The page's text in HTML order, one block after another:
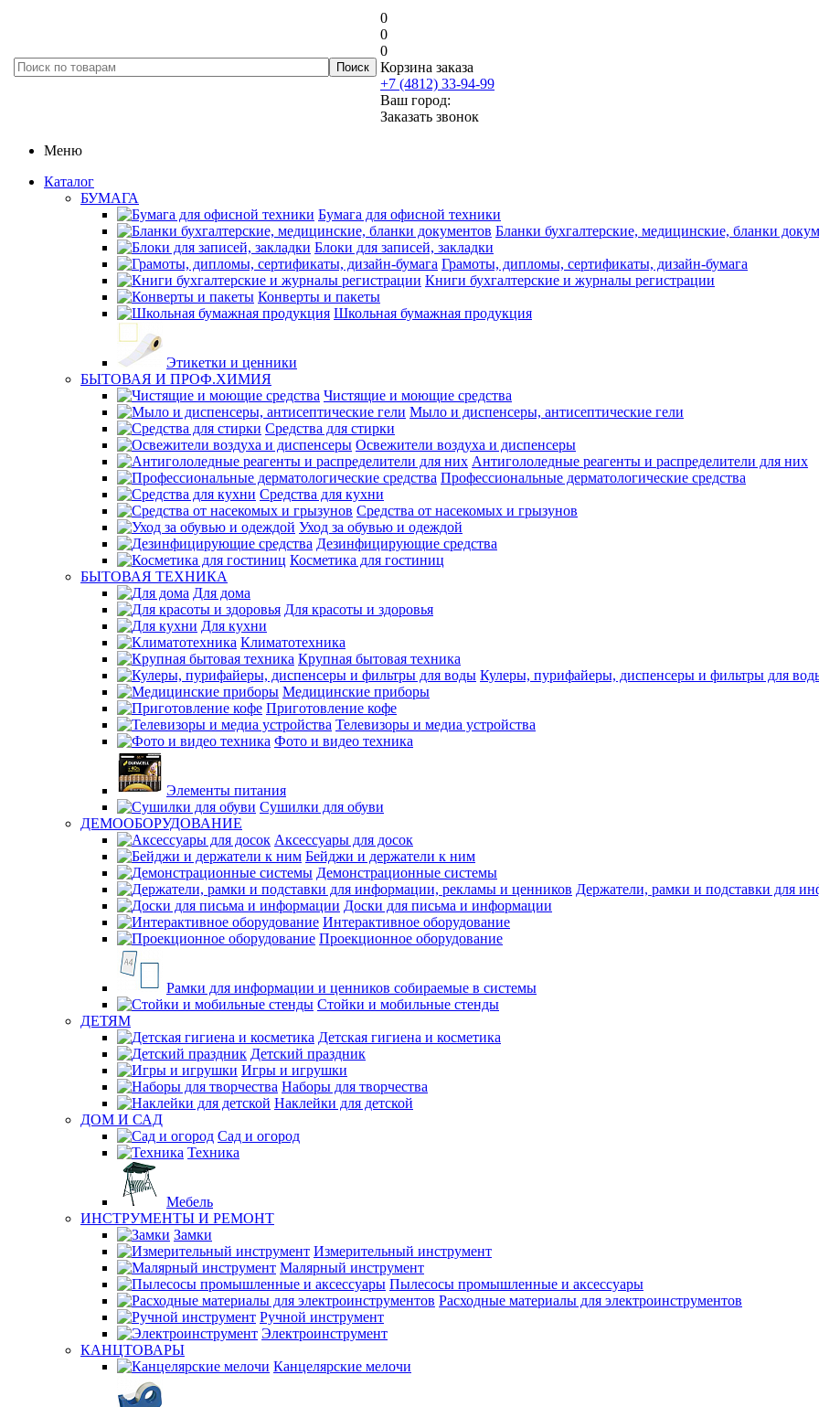
0
0
0
Корзина заказа
+7 (4812) 33-94-99
Ваш город:
Заказать звонок
Меню
Каталог
БУМАГА
Бумага для офисной техники
Бланки бухгалтерские, медицинские, бланки
Блоки для записей, закладки
Грамоты, дипломы, сертификаты, дизайн-бумага
Книги бухгалтерские и журналы регистрации
Конверты и пакеты
Школьная бумажная продукция
Этикетки и ценники
БЫТОВАЯ И ПРОФ.ХИМИЯ
Чистящие и моющие средства
Мыло и диспенсеры, антисептические гели
Средства для стирки
Освежители воздуха и диспенсеры
Антигололедные реагенты и распределители для них
Профессиональные дерматологические средства
Средства для кухни
Средства от насекомых и грызунов
Уход за обувью и одеждой
Дезинфицирующие средства
Косметика для гостиниц
БЫТОВАЯ ТЕХНИКА
Для дома
Для красоты и здоровья
Для кухни
Климатотехника
Крупная бытовая техника
Кулеры, пурифайеры, диспенсеры и фильтры для
Медицинские приборы
Приготовление кофе
Телевизоры и медиа устройства
Фото и видео техника
Элементы питания
Сушилки для обуви
ДЕМООБОРУДОВАНИЕ
Аксессуары для досок
Бейджи и держатели к ним
Демонстрационные системы
Держатели, рамки и подставки для
Доски для письма и информации
Интерактивное оборудование
Проекционное оборудование
Рамки для информации и ценников собираемые в системы
Стойки и мобильные стенды
ДЕТЯМ
Детская гигиена и косметика
Детский праздник
Игры и игрушки
Наборы для творчества
Наклейки для детской
ДОМ И САД
Сад и огород
Техника
Мебель
ИНСТРУМЕНТЫ И РЕМОНТ
Замки
Измерительный инструмент
Малярный инструмент
Пылесосы промышленные и аксессуары
Расходные материалы для электроинструментов
Ручной инструмент
Электроинструмент
КАНЦТОВАРЫ
Канцелярские мелочи